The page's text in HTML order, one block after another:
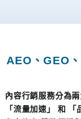
AEO、GEO
內容行銷服務分為
「流量加速」 和